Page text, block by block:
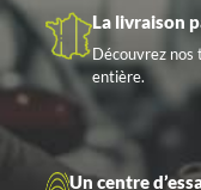
La livraison
Découvrez nos
entière.
Un centre